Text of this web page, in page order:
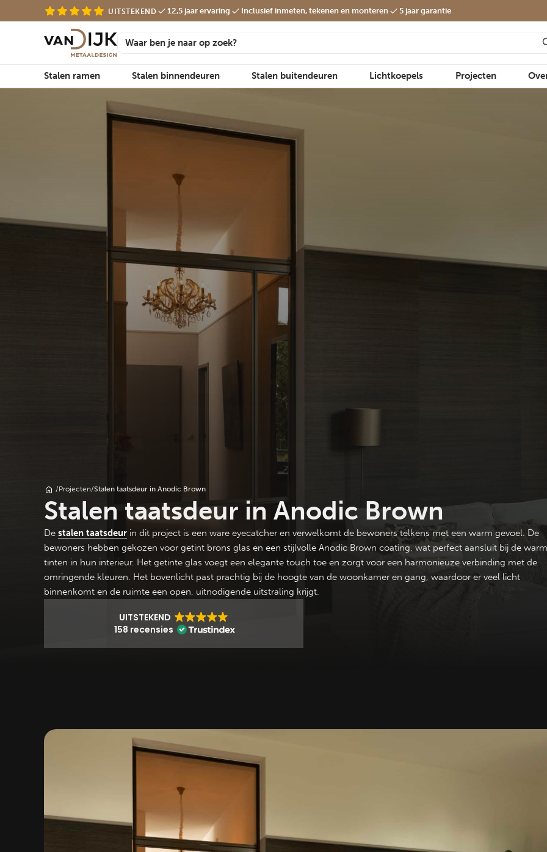
UITSTEKEND 12,5 jaar ervaring Inclusief inmeten, tekenen en monteren 5 jaar garantie
Stalen ramen Stalen binnendeuren Stalen buitendeuren Lichtkoepels Projecten
/Projecten/Stalen taatsdeur in Anodic Brown
Stalen taatsdeur in Anodic Brown
De stalen taatsdeur in dit project is een ware eyecatcher en verwelkomt de bewoners telkens met een warm gevoel. De
bewoners hebben gekozen voor getint brons glas en een stijlvolle Anodic Brown coating, wat perfect aansluit bij de
tinten in hun interieur. Het getinte glas voegt een elegante touch toe en zorgt voor een harmonieuze verbinding met de
omringende kleuren. Het bovenlicht past prachtig bij de hoogte van de woonkamer en gang, waardoor er veel licht
binnenkomt en de ruimte een open, uitnodigende uitstraling krijgt.
UITSTEKEND
158 recensies